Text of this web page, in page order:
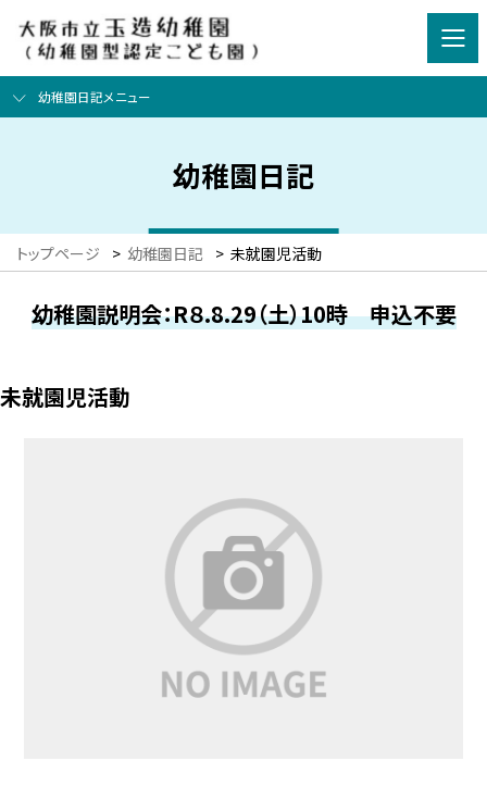
幼稚園日記メニュー
幼稚園日記
トップページ > 幼稚園日記 > 未就園児活動
幼稚園説明会：R８.8.29（土）10時 申込不要
未就園児活動